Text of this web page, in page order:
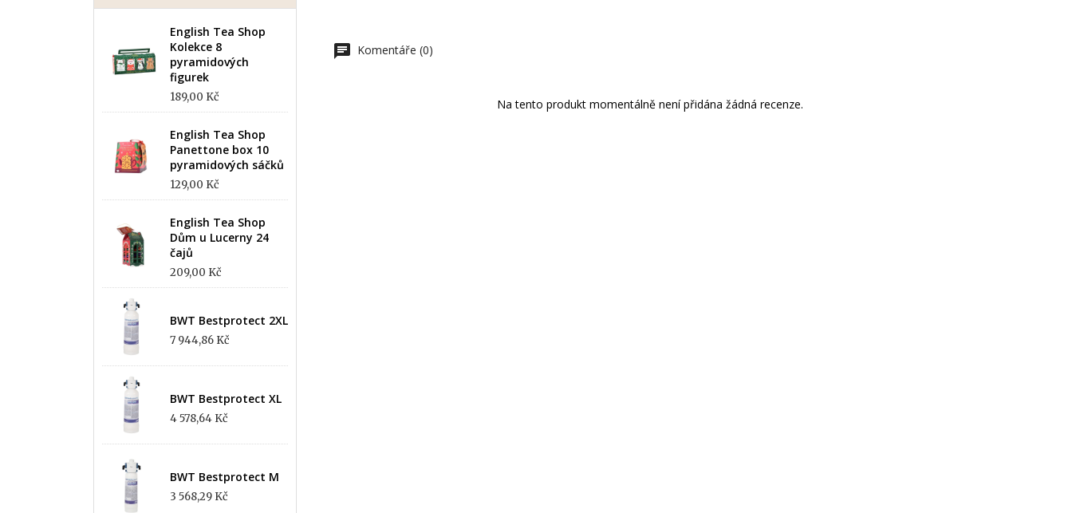
English Tea Shop
Kolekce 8
pyramidových
figurek
189,00 Kč
English Tea Shop
Panettone box 10
pyramidových sáčků
129,00 Kč
English Tea Shop
Dům u Lucerny 24
čajů
209,00 Kč
BWT Bestprotect 2XL
7 944,86 Kč
BWT Bestprotect XL
4 578,64 Kč
BWT Bestprotect M
3 568,29 Kč
Komentáře (0)
Na tento produkt momentálně není přidána žádná recenze.